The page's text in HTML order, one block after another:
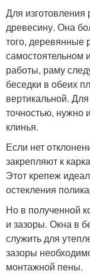
Для изготовления
древесину. Она
того, деревянные
самостоятельном
работы, раму
беседки в обеих
вертикальной.
точностью, нужно
клинья.
Если нет
закрепляют к
Этот крепеж
остекления
Но в полученной
и зазоры. Окна в
служить для
зазоры
монтажной пены.